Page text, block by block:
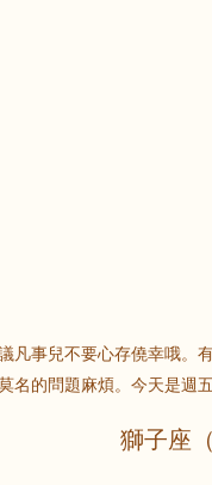
凡事兒不要心存僥幸哦。
名的問題麻煩。今天是週
獅子座